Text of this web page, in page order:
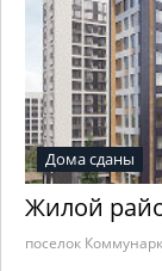
Дома сданы
Жилой
поселок